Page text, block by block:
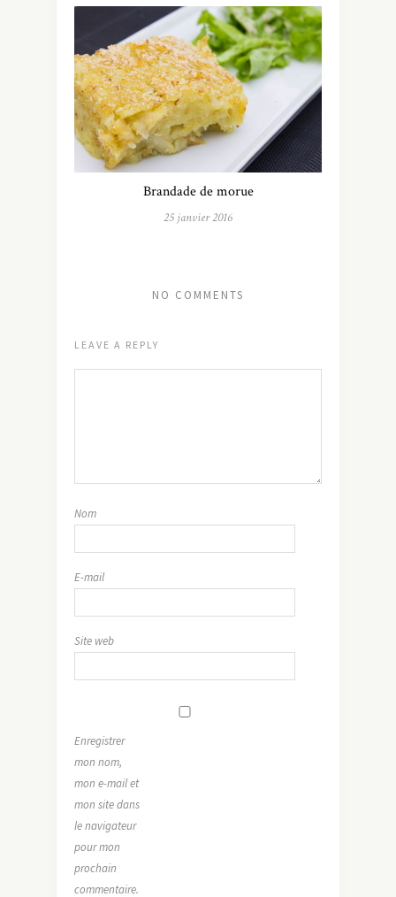
Brandade de morue
25 janvier 2016
NO COMMENTS
LEAVE A REPLY
Nom
E-mail
Site web
Enregistrer
mon nom,
mon e-mail et
mon site dans
le navigateur
pour mon
prochain
commentaire.